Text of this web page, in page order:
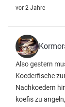
vor 2 Jahre
Also gestern
Koederfische
Nachkoedern
koefis zu